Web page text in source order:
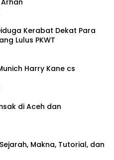
Kerabat Dekat Para
Lulus PKWT
Harry Kane cs
di Aceh dan
Makna, Tutorial, dan